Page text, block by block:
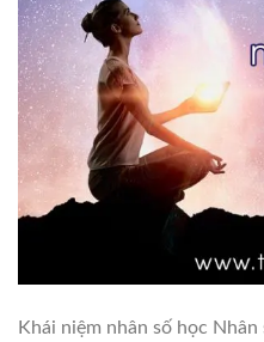
Khái niệm nhân số học